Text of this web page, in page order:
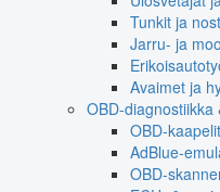
Tunkit ja
Jarru- ja
Avaimet ja
OBD-diagnostiikka
OBD-
AdBlue-
OBD-